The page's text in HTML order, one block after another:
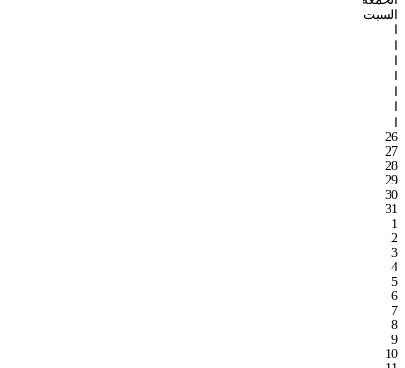
السبت
26
27
28
29
30
31
1
2
3
4
5
6
7
8
9
10